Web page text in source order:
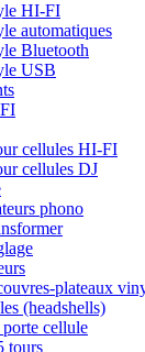
HI-FI
automatiques
Bluetooth
USB
cellules HI-FI
cellules DJ
phono
plateaux
(headshells)
cellule
tours